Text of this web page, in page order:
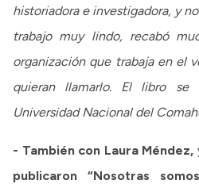
historiadora e investigadora, y
trabajo muy lindo, recabó
organización que trabaja en el
quieran llamarlo. El libro
Universidad Nacional del
- También con Laura
publicaron “Nosotras